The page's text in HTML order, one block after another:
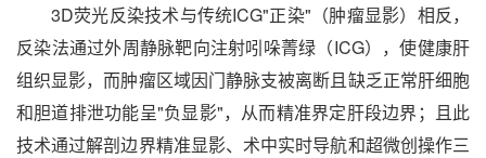
3D荧光反染技术与传统ICG"正染"（肿瘤显影）相反，
反染法通过外周静脉靶向注射吲哚菁绿（ICG），使健康肝
组织显影，而肿瘤区域因门静脉支被离断且缺乏正常肝细胞
和胆道排泄功能呈"负显影"，从而精准界定肝段边界；且此
技术通过解剖边界精准显影、术中实时导航和超微创操作三